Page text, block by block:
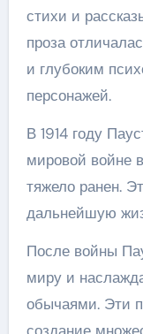
стихи и
проза
и глубоким
персонажей.
В 1914 году
мировой войне
тяжело ранен.
дальнейшую
После войны
миру и
обычаями. Эти